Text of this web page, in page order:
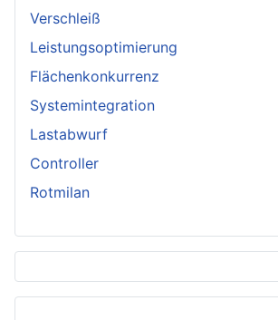
Verschleiß
Leistungsoptimierung
Flächenkonkurrenz
Systemintegration
Lastabwurf
Controller
Rotmilan